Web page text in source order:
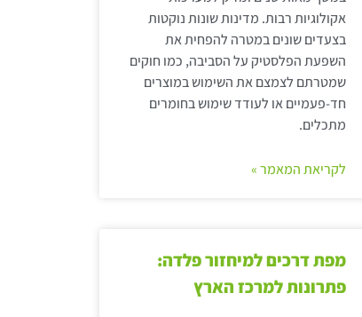
אקולוגיות רבות. מדינות שונות נוקטות
בצעדים שונים במטרה להפחית את
השפעת הפלסטיק על הסביבה, כמו חוקים
שמטרתם לצמצם את השימוש במוצרים
חד-פעמיים או לעודד שימוש בחומרים
מתכלים.
לקריאת המאמר »
מפת דרכים למיחזור פלדה:
פתרונות למרכז הארץ